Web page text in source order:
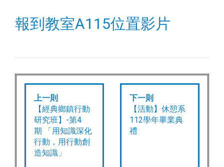
報到教室A115位置影片
上一則
【經典鄉鎮行動
研究班】-第4
期 「用知識深化
行動，用行動創
造知識」
下一則
【活動】休憩系
112學年畢業典
禮